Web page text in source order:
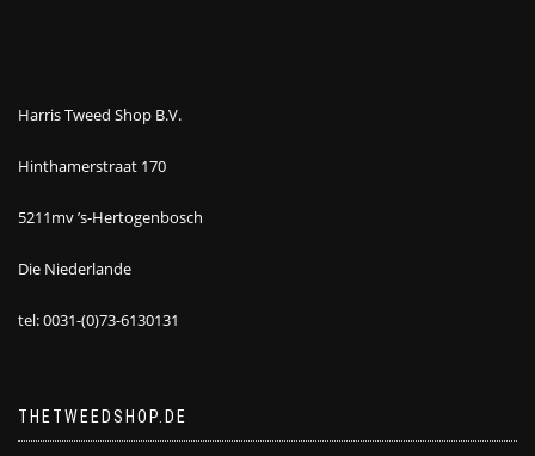
Harris Tweed Shop B.V.
Hinthamerstraat 170
5211mv ’s-Hertogenbosch
Die Niederlande
tel: 0031-(0)73-6130131
THETWEEDSHOP.DE